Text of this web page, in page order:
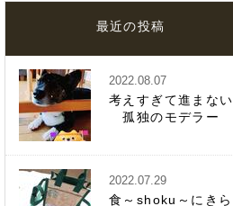
最近の投稿
2022.08.07
考えすぎて進まない
孤独のモデラー
2022.07.29
食～shoku～にきら